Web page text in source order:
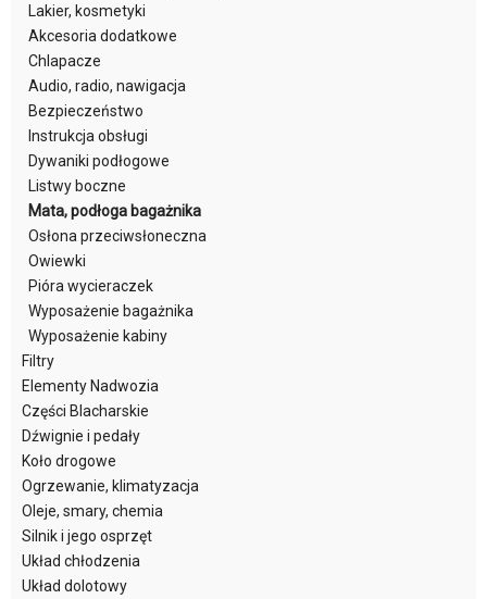
Lakier, kosmetyki
Akcesoria dodatkowe
Chlapacze
Audio, radio, nawigacja
Bezpieczeństwo
Instrukcja obsługi
Dywaniki podłogowe
Listwy boczne
Mata, podłoga bagażnika
Osłona przeciwsłoneczna
Owiewki
Pióra wycieraczek
Wyposażenie bagażnika
Wyposażenie kabiny
Filtry
Elementy Nadwozia
Części Blacharskie
Dźwignie i pedały
Koło drogowe
Ogrzewanie, klimatyzacja
Oleje, smary, chemia
Silnik i jego osprzęt
Układ chłodzenia
Układ dolotowy